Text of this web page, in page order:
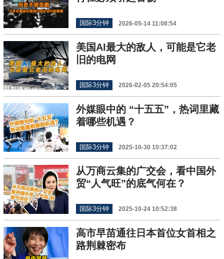
国际3分钟 2026-05-14 11:08:54
美国AI最大的敌人，可能是它老
旧的电网
国际3分钟 2026-02-05 20:54:05
外媒眼中的 “十五五”，热词里藏
着哪些机遇？
国际3分钟 2025-10-30 10:37:02
从万商云集的广交会，看中国外
贸“人气旺”的底气何在？
国际3分钟 2025-10-24 10:52:38
高市早苗通往日本首位女首相之
路荆棘密布